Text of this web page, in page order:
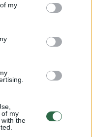
my
of my
the
metu – tiek
lengvai